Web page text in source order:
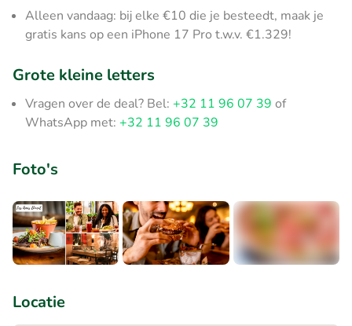
Alleen vandaag: bij elke €10 die je besteedt, maak je
gratis kans op een iPhone 17 Pro t.w.v. €1.329!
Grote kleine letters
Vragen over de deal? Bel: +32 11 96 07 39 of
WhatsApp met: +32 11 96 07 39
Foto's
Locatie